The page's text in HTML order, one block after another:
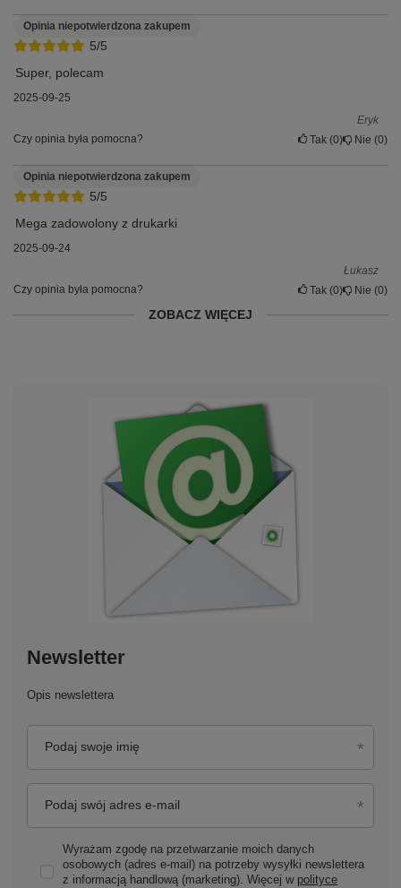
5/5
Opinia niepotwierdzona zakupem
Super, polecam
2025-09-25
Eryk
Czy opinia była pomocna?
Tak 0 Nie 0
5/5
Opinia niepotwierdzona zakupem
Mega zadowolony z drukarki
2025-09-24
Łukasz
Czy opinia była pomocna?
Tak 0 Nie 0
ZOBACZ WIĘCEJ
Newsletter
Opis newslettera
Podaj swoje imię
Podaj swój adres e-mail
Wyrażam zgodę na przetwarzanie moich danych
osobowych (adres e-mail) na potrzeby wysyłki newslettera
z informacją handlową (marketing). Więcej w polityce